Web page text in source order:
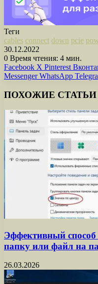
Теги
cables connect down pcie
30.12.2022
0 Время чтения: 4 мин.
Facebook X Pinterest
Messenger WhatsApp
ПОХОЖИЕ СТАТЬИ
Эффективный способ
папку или файл на
26.03.2026